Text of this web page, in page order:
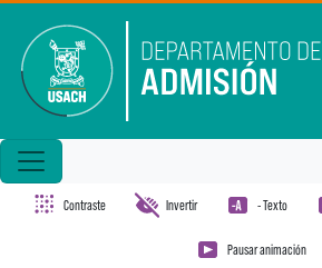
Contraste Invertir - Texto
Pausar animación